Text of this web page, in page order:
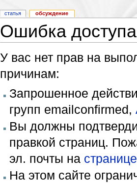
Ошибка доступа
У вас нет прав на
причинам:
Запрошенное
групп emailconfirmed,
Вы должны
правкой страниц.
эл. почты на
На этом сайте
статья обсуждение